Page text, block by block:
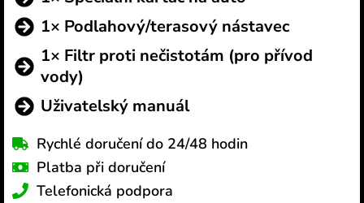
1× Podlahový/terasový nástavec
1× Filtr proti nečistotám (pro přívod
vody)
Uživatelský manuál
Rychlé doručení do 24/48 hodin
Platba při doručení
Telefonická podpora